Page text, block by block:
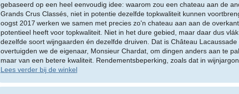
gebaseerd op een heel eenvoudig idee: waarom zou een chateau aan de
Grands Crus Classés, niet in potentie dezelfde topkwaliteit kunnen
oogst 2017 werken we samen met precies zo'n chateau aan aan de
potentieel heeft voor topkwaliteit. Niet in het dure gebied, maar daar dus
dezelfde soort wijngaarden én dezelfde druiven. Dat is Château
overtuigden we de eigenaar, Monsieur Chardat, om dingen anders aan te
maar van een betere kwaliteit. Rendementsbeperking, zoals dat in
Lees verder bij de winkel